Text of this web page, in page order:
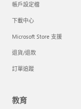
帳戶設定檔
下載中心
Microsoft Store 支援
退貨/退款
訂單追蹤
教育